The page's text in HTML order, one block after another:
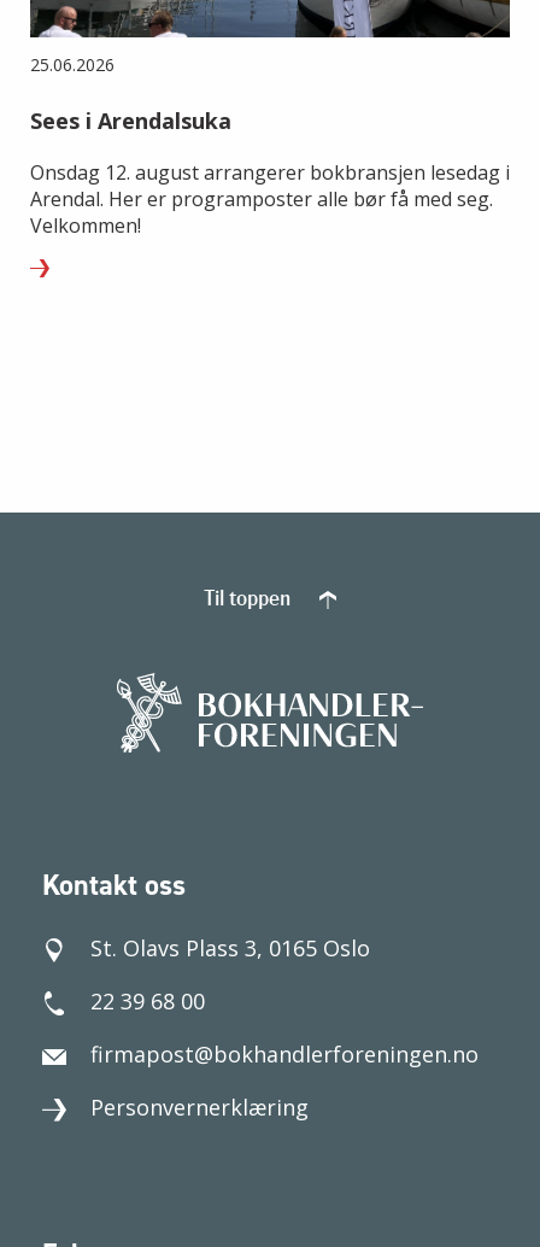
25.06.2026
Sees i Arendalsuka
Onsdag 12. august arrangerer bokbransjen lesedag i
Arendal. Her er programposter alle bør få med seg.
Velkommen!
Kontakt oss
St. Olavs Plass 3, 0165 Oslo
22 39 68 00
firmapost@bokhandlerforeningen.no
Personvernerklæring
Til toppen